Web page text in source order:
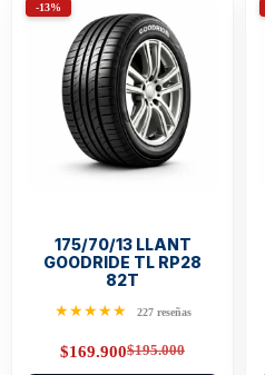
-13%
175/70/13 LLANT
GOODRIDE TL RP28
82T
★★★★★ 227 reseñas
$195.000
Original
$169.900Current